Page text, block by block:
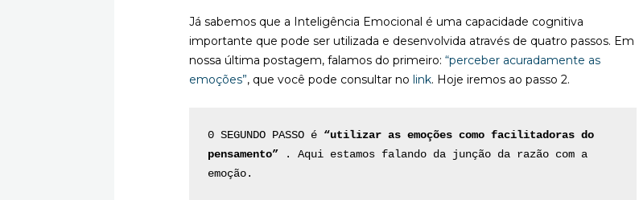
Já sabemos que a Inteligência Emocional é uma capacidade cognitiva
importante que pode ser utilizada e desenvolvida através de quatro passos. Em
nossa última postagem, falamos do primeiro:“perceber acuradamente as
emoções”, que você pode consultar no link. Hoje iremos ao passo 2.
0 SEGUNDO PASSO é “utilizar as emoções como facilitadoras do
pensamento” . Aqui estamos falando da junção da razão com a
emoção.